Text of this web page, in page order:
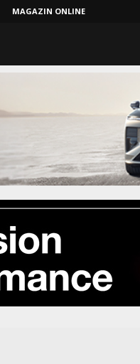
MAGAZIN ONLINE